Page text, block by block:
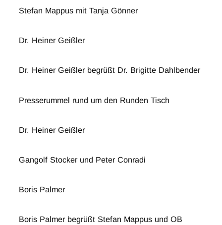
Stefan Mappus mit Tanja Gönner
Dr. Heiner Geißler
Dr. Heiner Geißler begrüßt Dr. Brigitte Dahlbender
Presserummel rund um den Runden Tisch
Dr. Heiner Geißler
Gangolf Stocker und Peter Conradi
Boris Palmer
Boris Palmer begrüßt Stefan Mappus und OB